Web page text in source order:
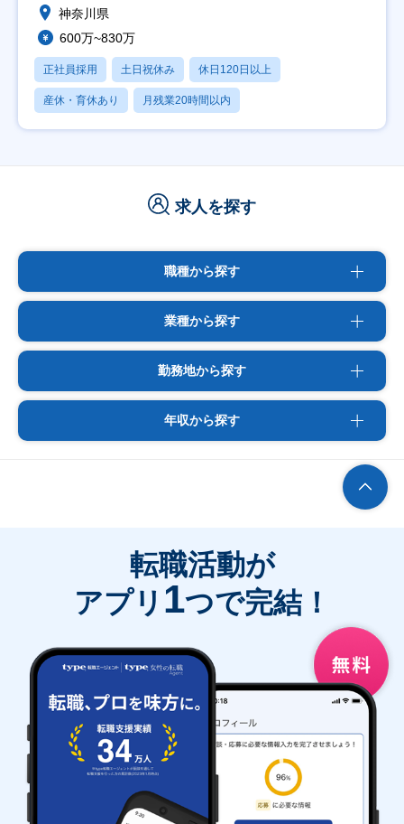
神奈川県
600万~830万
正社員採用 土日祝休み 休日120日以上
産休・育休あり 月残業20時間以内
求人を探す
職種から探す
業種から探す
勤務地から探す
年収から探す
転職活動が
アプリ 1つで完結！